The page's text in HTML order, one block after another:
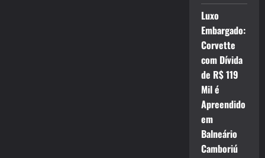
Luxo
Embargado:
Corvette
com Dívida
de R$ 119
Mil é
Apreendido
em
Balneário
Camboriú